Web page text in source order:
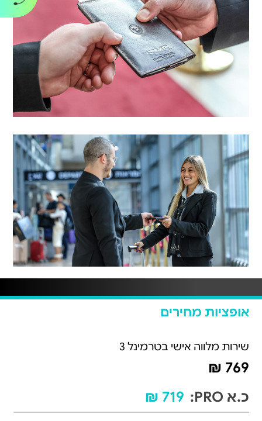
אופציות מחירים
שירות מלווה אישי בטרמינל 3
769 ₪
כ.א PRO:
719 ₪